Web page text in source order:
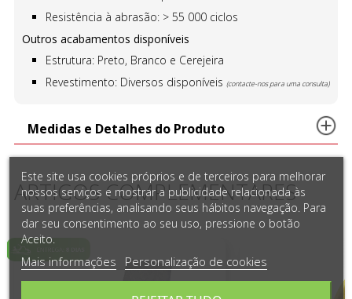
Resistência à abrasão: > 55 000 ciclos
Outros acabamentos disponíveis
Estrutura: Preto, Branco e Cerejeira
Revestimento: Diversos disponíveis (contacte-nos para uma consulta)
Medidas e Detalhes do Produto
ARTIGOS COMPLEMENTARES
Este site usa cookies próprios e de terceiros para melhorar
nossos serviços e mostrar a publicidade relacionada às
suas preferências, analisando seus hábitos navegação. Para
dar seu consentimento ao seu uso, pressione o botão
Aceito.
Mais informações Personalização de cookies